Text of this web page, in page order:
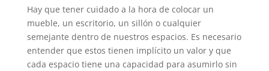
Hay que tener cuidado a la hora de colocar un
mueble, un escritorio, un sillón o cualquier
semejante dentro de nuestros espacios. Es necesario
entender que estos tienen implícito un valor y que
cada espacio tiene una capacidad para asumirlo sin